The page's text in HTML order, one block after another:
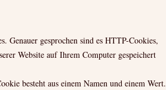
Genauer gesprochen sind es HTTP-Cookies,
Website auf Ihrem Computer gespeichert
besteht aus einem Namen und einem Wert.